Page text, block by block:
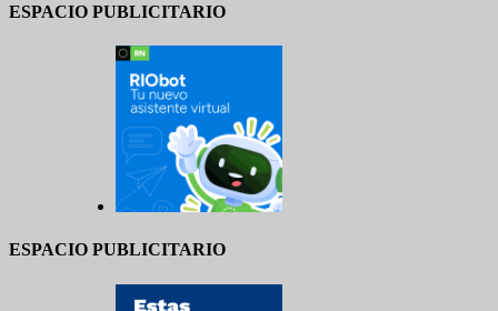
ESPACIO PUBLICITARIO
ESPACIO PUBLICITARIO